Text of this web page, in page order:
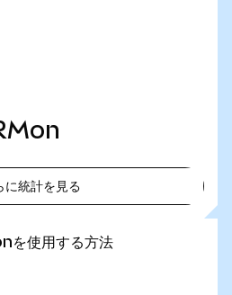
に統計を見る
使用する方法